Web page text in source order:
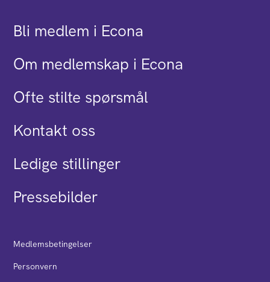
Bli medlem i Econa
Om medlemskap i Econa
Ofte stilte spørsmål
Kontakt oss
Ledige stillinger
Pressebilder
Medlemsbetingelser
Personvern